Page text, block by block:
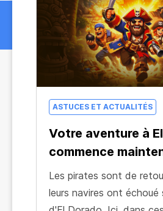
ASTUCES ET ACTUALITÉS
Votre aventure à
commence
Les pirates sont de
leurs navires ont échoué